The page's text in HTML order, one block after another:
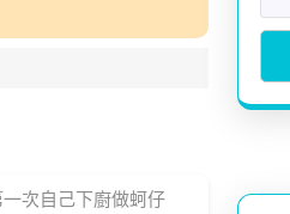
次自己下廚做蚵仔